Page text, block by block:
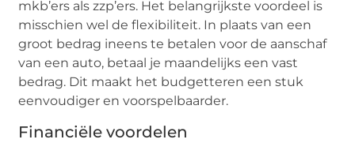
mkb’ers als zzp’ers. Het belangrijkste voordeel is
misschien wel de flexibiliteit. In plaats van een
groot bedrag ineens te betalen voor de aanschaf
van een auto, betaal je maandelijks een vast
bedrag. Dit maakt het budgetteren een stuk
eenvoudiger en voorspelbaarder.
Financiële voordelen